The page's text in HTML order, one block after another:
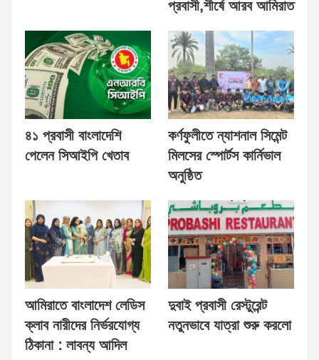
প্রবাসী,শীর্ষে আরব আমিরাত
৪১ প্রবাসী বাংলাদেশি
পেলেন সিআইপি খেতাব
কর্ণফুলীতে ন্যাশনাল সিমেন্ট
মিলসের স্পোর্টস কার্নিভাল
অনুষ্ঠিত
আমিরাতে বাংলাদেশ লেডিস
ক্লাব নারীদের নির্ভরযোগ্য
ঠিকানা : লাবন্য আদিল
দুবাই প্রবাসী রেস্টুরেন্ট
নতুনভাবে যাত্রা শুরু করলো